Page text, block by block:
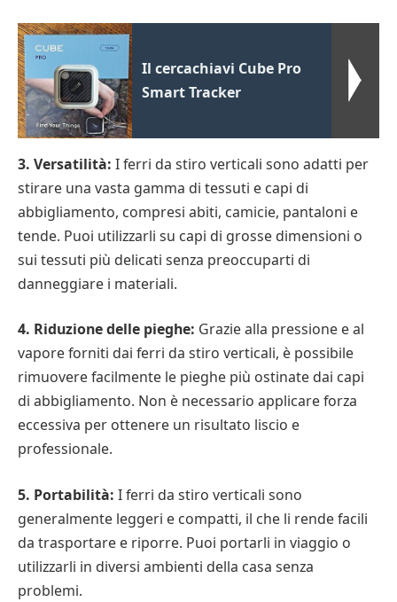
Il cercachiavi Cube Pro
Smart Tracker
3. Versatilità: I ferri da stiro verticali sono adatti per
stirare una vasta gamma di tessuti e capi di
abbigliamento, compresi abiti, camicie, pantaloni e
tende. Puoi utilizzarli su capi di grosse dimensioni o
sui tessuti più delicati senza preoccuparti di
danneggiare i materiali.
4. Riduzione delle pieghe: Grazie alla pressione e al
vapore forniti dai ferri da stiro verticali, è possibile
rimuovere facilmente le pieghe più ostinate dai capi
di abbigliamento. Non è necessario applicare forza
eccessiva per ottenere un risultato liscio e
professionale.
5. Portabilità: I ferri da stiro verticali sono
generalmente leggeri e compatti, il che li rende facili
da trasportare e riporre. Puoi portarli in viaggio o
utilizzarli in diversi ambienti della casa senza
problemi.